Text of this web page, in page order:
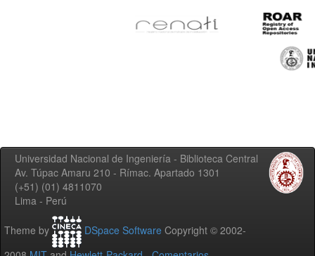
Universidad Nacional de Ingeniería - Biblioteca Central
Av. Túpac Amaru 210 - Rímac. Apartado 1301
(+51) (01) 4811070
Lima - Perú
Theme by DSpace Software Copyright © 2002-